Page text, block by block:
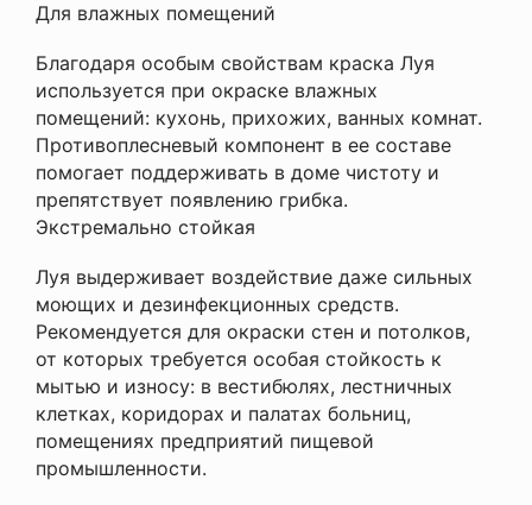
Для влажных помещений
Благодаря особым свойствам краска Луя
используется при окраске влажных
помещений: кухонь, прихожих, ванных комнат.
Противоплесневый компонент в ее составе
помогает поддерживать в доме чистоту и
препятствует появлению грибка.
Экстремально стойкая
Луя выдерживает воздействие даже сильных
моющих и дезинфекционных средств.
Рекомендуется для окраски стен и потолков,
от которых требуется особая стойкость к
мытью и износу: в вестибюлях, лестничных
клетках, коридорах и палатах больниц,
помещениях предприятий пищевой
промышленности.